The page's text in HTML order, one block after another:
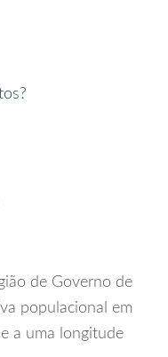
de Governo de
populacional em
a uma longitude